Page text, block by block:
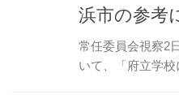
浜市の参考
常任委員会視察2
いて、「府立学校